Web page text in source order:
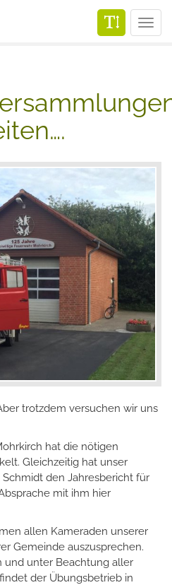
trotzdem versuchen wir uns
hat die nötigen
Gleichzeitig hat unser
den Jahresbericht für
mit ihm hier
allen Kameraden unserer
Gemeinde auszusprechen.
und unter Beachtung aller
der Übungsbetrieb in